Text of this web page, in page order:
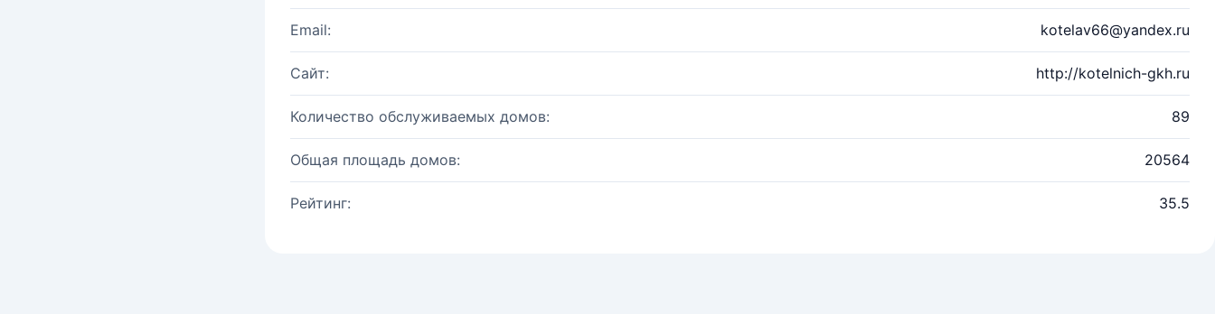
Email: kotelav66@yandex.ru
Сайт: http://kotelnich-gkh.ru
Количество обслуживаемых домов: 89
Общая площадь домов: 20564
Рейтинг: 35.5